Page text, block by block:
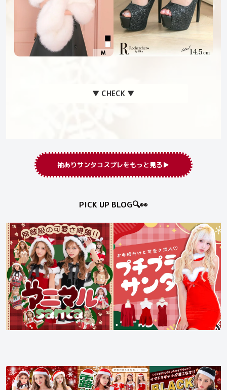
▼ CHECK ▼
袖ありサンタコスプレをもっと見る▶︎
PICK UP BLOG🔍👀